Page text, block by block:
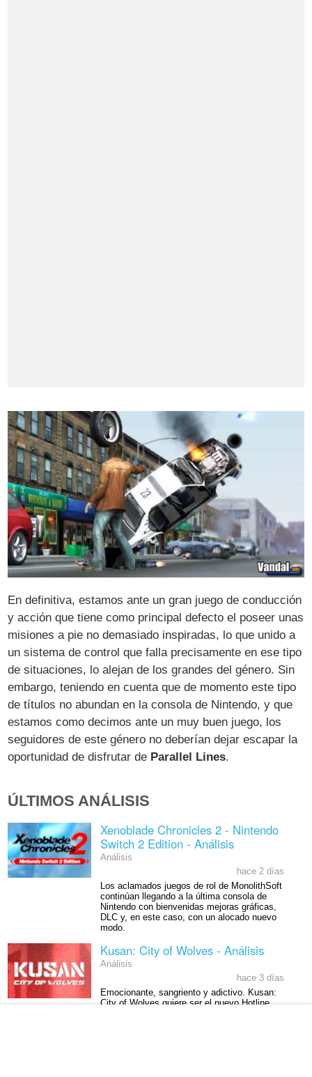
En definitiva, estamos ante un gran juego de conducción
y acción que tiene como principal defecto el poseer unas
misiones a pie no demasiado inspiradas, lo que unido a
un sistema de control que falla precisamente en ese tipo
de situaciones, lo alejan de los grandes del género. Sin
embargo, teniendo en cuenta que de momento este tipo
de títulos no abundan en la consola de Nintendo, y que
estamos como decimos ante un muy buen juego, los
seguidores de este género no deberían dejar escapar la
oportunidad de disfrutar de Parallel Lines.
ÚLTIMOS ANÁLISIS
Xenoblade Chronicles 2 - Nintendo
Switch 2 Edition - Análisis
Análisis
hace 2 días
Los aclamados juegos de rol de MonolithSoft
continúan llegando a la última consola de
Nintendo con bienvenidas mejoras gráficas,
DLC y, en este caso, con un alocado nuevo
modo.
Kusan: City of Wolves - Análisis
Análisis
hace 3 días
Emocionante, sangriento y adictivo. Kusan:
City of Wolves quiere ser el nuevo Hotline